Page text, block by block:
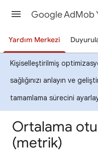
Google AdMob
Yardım Merkezi
Kişiselleştirilmiş
sağlığınızı anlayın ve
tamamlama sürecini
Ortalama
(metrik)